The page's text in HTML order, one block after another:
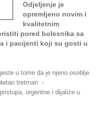
Odjeljenje je
opremljeno novim i
kvalitetnim
pored bolesnika sa
i pacijenti koji su gosti u
u tome da je njeno osoblje
tretman -
urgentne i dijalize u